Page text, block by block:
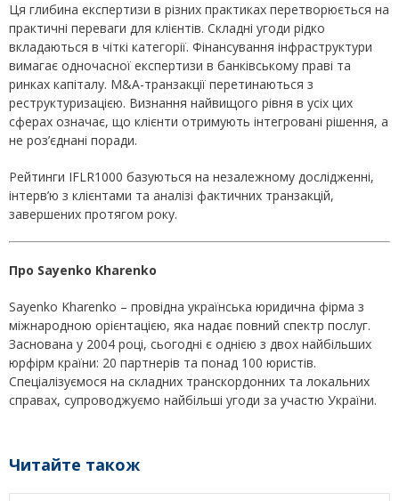
Ця глибина експертизи в різних практиках перетворюється на
практичні переваги для клієнтів. Складні угоди рідко
вкладаються в чіткі категорії. Фінансування інфраструктури
вимагає одночасної експертизи в банківському праві та
ринках капіталу. M&A-транзакції перетинаються з
реструктуризацією. Визнання найвищого рівня в усіх цих
сферах означає, що клієнти отримують інтегровані рішення, а
не роз’єднані поради.
Рейтинги IFLR1000 базуються на незалежному дослідженні,
інтерв’ю з клієнтами та аналізі фактичних транзакцій,
завершених протягом року.
Про Sayenko Kharenko
Sayenko Kharenko – провідна українська юридична фірма з
міжнародною орієнтацією, яка надає повний спектр послуг.
Заснована у 2004 році, сьогодні є однією з двох найбільших
юрфірм країни: 20 партнерів та понад 100 юристів.
Спеціалізуємося на складних транскордонних та локальних
справах, супроводжуємо найбільші угоди за участю України.
Читайте також